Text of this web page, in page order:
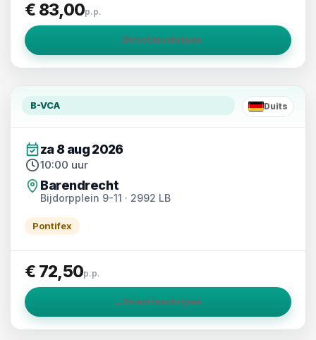
€ 83,00p.p.
→ Direct inschrijven
B-VCA
DE
Duits
za 8 aug 2026
10:00 uur
Barendrecht
Bijdorpplein 9-11 · 2992 LB
Pontifex
€ 72,50p.p.
→ Direct inschrijven